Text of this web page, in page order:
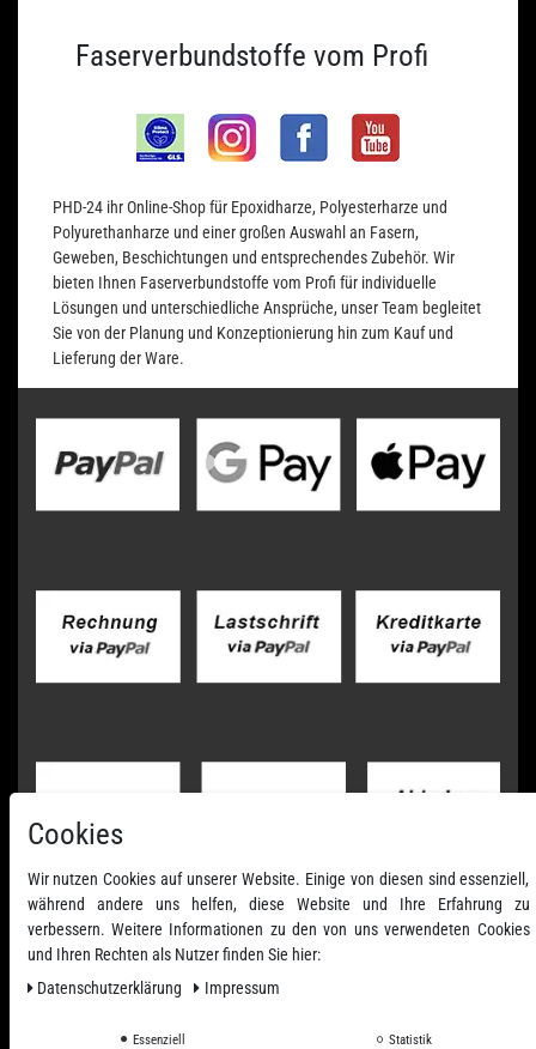
Faserverbundstoffe vom Profi
PHD-24 ihr Online-Shop für Epoxidharze, Polyesterharze und
Polyurethanharze und einer großen Auswahl an Fasern,
Geweben, Beschichtungen und entsprechendes Zubehör. Wir
bieten Ihnen Faserverbundstoffe vom Profi für individuelle
Lösungen und unterschiedliche Ansprüche, unser Team begleitet
Sie von der Planung und Konzeptionierung hin zum Kauf und
Lieferung der Ware.
Cookies
Wir nutzen Cookies auf unserer Website. Einige von diesen sind essenziell,
während andere uns helfen, diese Website und Ihre Erfahrung zu
verbessern. Weitere Informationen zu den von uns verwendeten Cookies
und Ihren Rechten als Nutzer finden Sie hier:
Daten­schutz­erklärung
Impressum
Essenziell Statistik